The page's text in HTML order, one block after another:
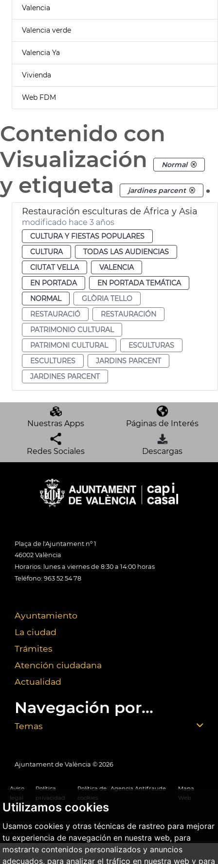
Utilizamos cookies
Usamos cookies y otras técnicas de rastreo para mejorar
tu experiencia de navegación en nuestra web, para
mostrarte contenidos personalizados y anuncios
adecuados, para analizar el tráfico en nuestra web y para
Valencia
Valencia verde
Valencia Ya
Vivienda
Web FDM
Contenido con
Visualización
Normal
y etiqueta jardines parcent .
Restauración esculturas de África y Asia
modificado hace 3 años
CULTURA Y FIESTAS POPULARES
CULTURA
TODAS LAS AUDIENCIAS
CIUTAT VELLA
VALENCIA
EN PORTADA
EN PORTADA TEMÁTICA
NORMAL
GLÒRIA TELLO
RESTAURACIÓ
RESTAURACIÓN
PATRIMONIO CULTURAL
PATRIMONI CULTURAL
ESCULTURAS
ESCULTURES
JARDINS PARCENT
JARDINES PARCENT
Nuestras Apps Páginas de Interés
Redes Sociales Descargas
Plaça de l'Ajuntament nº 1
46002 València
Horarios: lunes a viernes de 8:30 a 14:00 horas
Teléfono: 963 52 54 78
Ayuntamiento
La ciudad
Trámites
Atención ciudadana
Actualidad
Navegación por...
Temas
Ajuntament de València © 2026
Aviso
legal
Política
privacidad
Política de
cookies
Agencia Antifraude
Mapa
Web